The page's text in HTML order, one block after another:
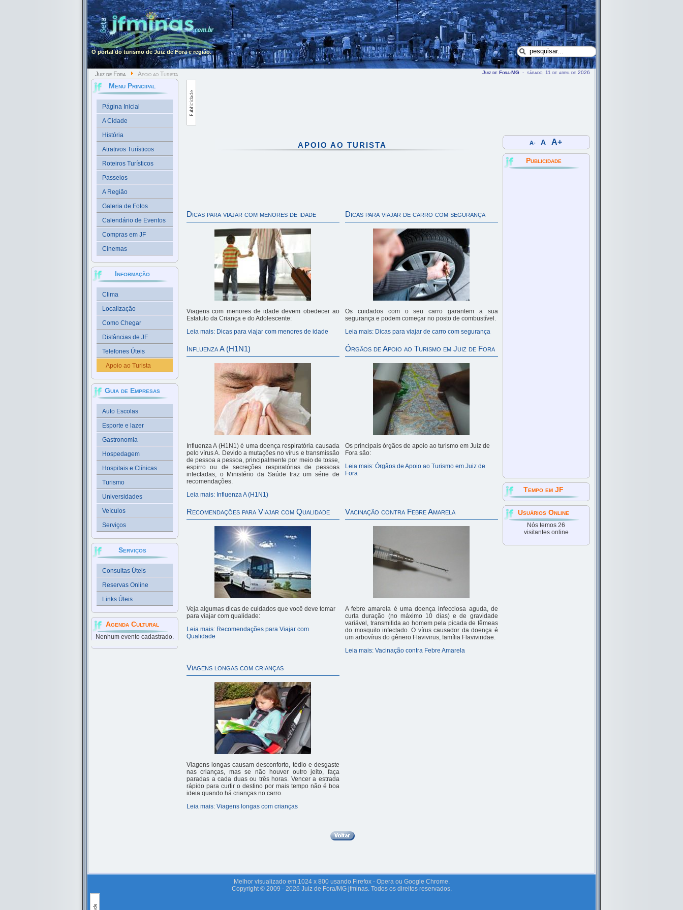
O portal do turismo de Juiz de Fora e região.
Juiz de Fora Apoio ao Turista Juiz de Fora-MG - sábado, 11 de abril de 2026
Menu Principal
Página Inicial
A Cidade
História
Atrativos Turísticos
Roteiros Turísticos
Passeios
A Região
Galeria de Fotos
Calendário de Eventos
Compras em JF
Cinemas
Informação
Clima
Localização
Como Chegar
Distâncias de JF
Telefones Úteis
Apoio ao Turista
Guia de Empresas
Auto Escolas
Esporte e lazer
Gastronomia
Hospedagem
Hospitais e Clínicas
Turismo
Universidades
Veículos
Serviços
Serviços
Consultas Úteis
Reservas Online
Links Úteis
Agenda Cultural
Nenhum evento cadastrado.
APOIO AO TURISTA
Dicas para viajar com menores de idade
Viagens com menores de idade devem obedecer ao
Estatuto da Criança e do Adolescente:
Leia mais: Dicas para viajar com menores de idade
Dicas para viajar de carro com segurança
Os cuidados com o seu carro garantem a sua
segurança e podem começar no posto de combustível.
Leia mais: Dicas para viajar de carro com segurança
Influenza A (H1N1)
Influenza A (H1N1) é uma doença respiratória causada
pelo vírus A. Devido a mutações no vírus e transmissão
de pessoa a pessoa, principalmente por meio de tosse,
espirro ou de secreções respiratórias de pessoas
infectadas, o Ministério da Saúde traz um série de
recomendações.
Leia mais: Influenza A (H1N1)
Órgãos de Apoio ao Turismo em Juiz de Fora
Os principais órgãos de apoio ao turismo em Juiz de
Fora são:
Leia mais: Órgãos de Apoio ao Turismo em Juiz de
Fora
Recomendações para Viajar com Qualidade
Veja algumas dicas de cuidados que você deve tomar
para viajar com qualidade:
Leia mais: Recomendações para Viajar com
Qualidade
Vacinação contra Febre Amarela
A febre amarela é uma doença infecciosa aguda, de
curta duração (no máximo 10 dias) e de gravidade
variável, transmitida ao homem pela picada de fêmeas
do mosquito infectado. O vírus causador da doença é
um arbovírus do gênero Flavivirus, família Flaviviridae.
Leia mais: Vacinação contra Febre Amarela
Viagens longas com crianças
Viagens longas causam desconforto, tédio e desgaste
nas crianças, mas se não houver outro jeito, faça
paradas a cada duas ou três horas. Vencer a estrada
rápido para curtir o destino por mais tempo não é boa
ideia quando há crianças no carro.
Leia mais: Viagens longas com crianças
A- A A+
Publicidade
Tempo em JF
Usuários Online
Nós temos 26
visitantes online
Melhor visualizado em 1024 x 800 usando Firefox - Opera ou Google Chrome.
Copyright © 2009 - 2026 Juiz de Fora/MG jfminas. Todos os direitos reservados.